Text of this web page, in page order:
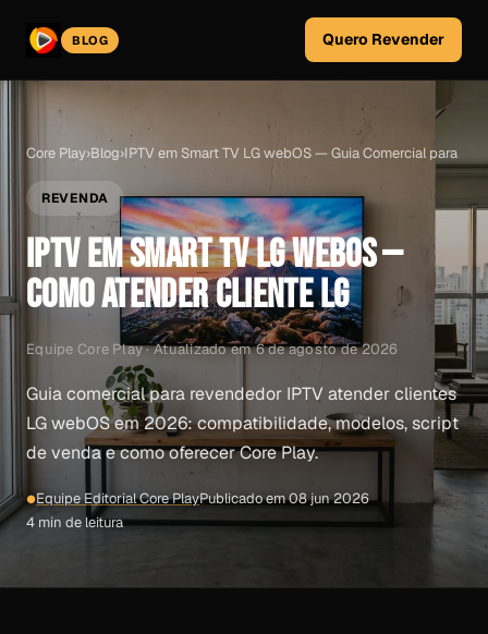
BLOG Quero Revender
Core Play›Blog›IPTV em Smart TV LG webOS — Guia Comercial para
REVENDA
IPTV EM SMART TV LG WEBOS —
COMO ATENDER CLIENTE LG
Equipe Core Play · Atualizado em 6 de agosto de 2026
Guia comercial para revendedor IPTV atender clientes
LG webOS em 2026: compatibilidade, modelos, script
de venda e como oferecer Core Play.
Equipe Editorial Core PlayPublicado em 08 jun 2026
4 min de leitura